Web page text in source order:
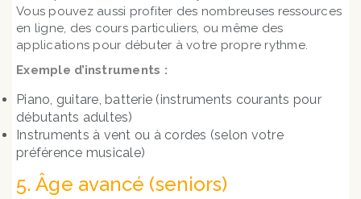
Vous pouvez aussi profiter des nombreuses ressources
en ligne, des cours particuliers, ou même des
applications pour débuter à votre propre rythme.
Exemple d’instruments :
Piano, guitare, batterie (instruments courants pour
débutants adultes)
Instruments à vent ou à cordes (selon votre
préférence musicale)
5. Âge avancé (seniors)